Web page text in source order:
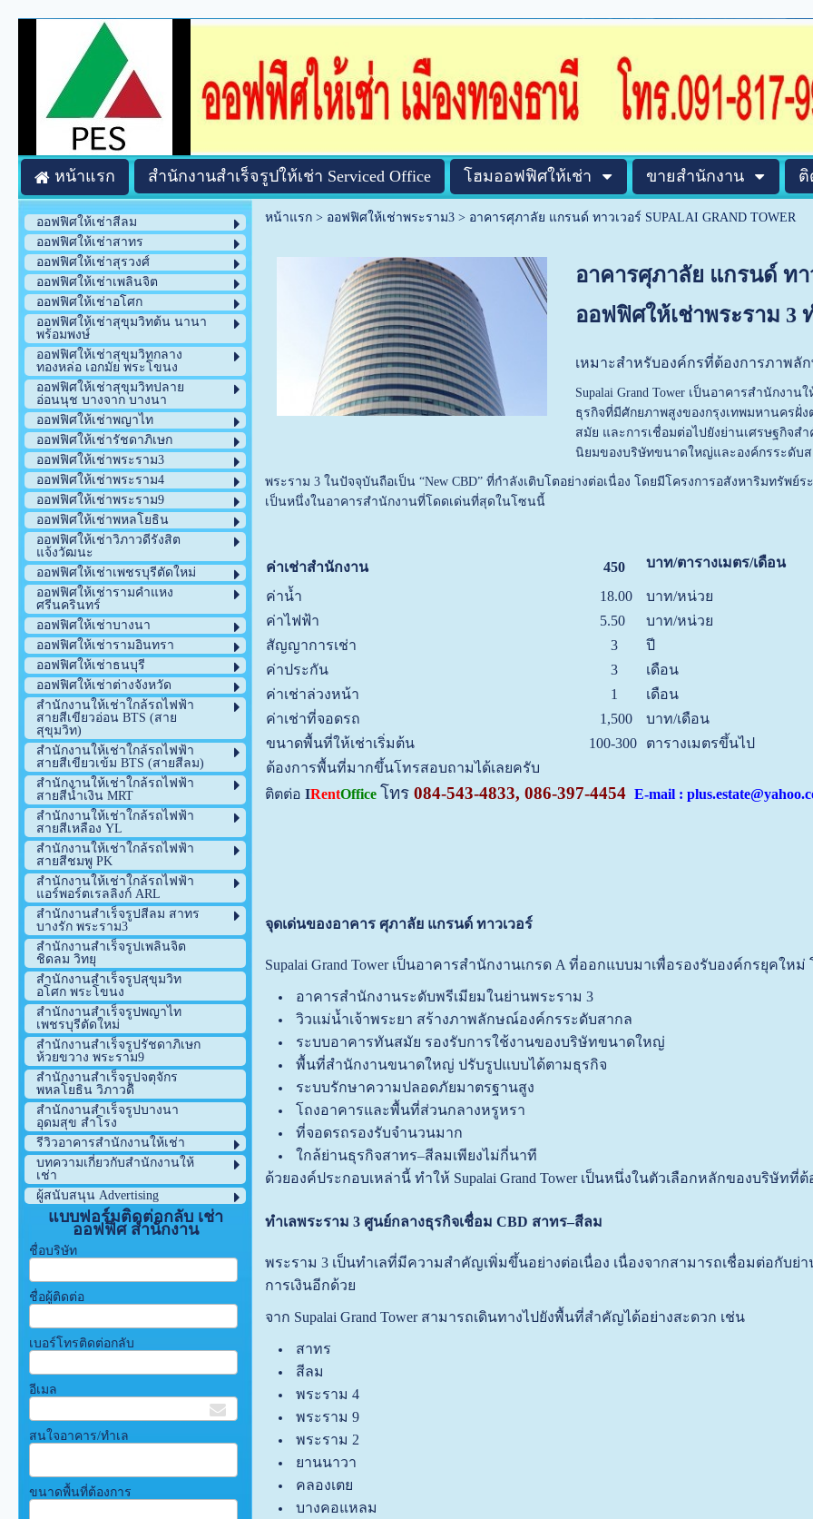
หน้าแรก สำนักงานสำเร็จรูปให้เช่า Serviced Office โฮมออฟฟิศให้เช่า ขายสำนักงาน ติ
ออฟฟิศให้เช่าสีลม
ออฟฟิศให้เช่าสาทร
ออฟฟิศให้เช่าสุรวงศ์
ออฟฟิศให้เช่าเพลินจิต
ออฟฟิศให้เช่าอโศก
ออฟฟิศให้เช่าสุขุมวิทต้น นานา
พร้อมพงษ์
ออฟฟิศให้เช่าสุขุมวิทกลาง
ทองหล่อ เอกมัย พระโขนง
ออฟฟิศให้เช่าสุขุมวิทปลาย
อ่อนนุช บางจาก บางนา
ออฟฟิศให้เช่าพญาไท
ออฟฟิศให้เช่ารัชดาภิเษก
ออฟฟิศให้เช่าพระราม3
ออฟฟิศให้เช่าพระราม4
ออฟฟิศให้เช่าพระราม9
ออฟฟิศให้เช่าพหลโยธิน
ออฟฟิศให้เช่าวิภาวดีรังสิต
แจ้งวัฒนะ
ออฟฟิศให้เช่าเพชรบุรีตัดใหม่
ออฟฟิศให้เช่ารามคำแหง
ศรีนครินทร์
ออฟฟิศให้เช่าบางนา
ออฟฟิศให้เช่ารามอินทรา
ออฟฟิศให้เช่าธนบุรี
ออฟฟิศให้เช่าต่างจังหวัด
สำนักงานให้เช่าใกล้รถไฟฟ้า
สายสีเขียวอ่อน BTS (สาย
สุขุมวิท)
สำนักงานให้เช่าใกล้รถไฟฟ้า
สายสีเขียวเข้ม BTS (สายสีลม)
สำนักงานให้เช่าใกล้รถไฟฟ้า
สายสีน้ำเงิน MRT
สำนักงานให้เช่าใกล้รถไฟฟ้า
สายสีเหลือง YL
สำนักงานให้เช่าใกล้รถไฟฟ้า
สายสีชมพู PK
สำนักงานให้เช่าใกล้รถไฟฟ้า
แอร์พอร์ตเรลลิงก์ ARL
สำนักงานสำเร็จรูปสีลม สาทร
บางรัก พระราม3
สำนักงานสำเร็จรูปเพลินจิต
ชิดลม วิทยุ
สำนักงานสำเร็จรูปสุขุมวิท
อโศก พระโขนง
สำนักงานสำเร็จรูปพญาไท
เพชรบุรีตัดใหม่
สำนักงานสำเร็จรูปรัชดาภิเษก
ห้วยขวาง พระราม9
สำนักงานสำเร็จรูปจตุจักร
พหลโยธิน วิภาวดี
สำนักงานสำเร็จรูปบางนา
อุดมสุข สำโรง
รีวิวอาคารสำนักงานให้เช่า
บทความเกี่ยวกับสำนักงานให้
เช่า
ผู้สนับสนุน Advertising
แบบฟอร์มติดต่อกลับ เช่า
ออฟฟิศ สำนักงาน
ชื่อบริษัท
ชื่อผู้ติดต่อ
เบอร์โทรติดต่อกลับ
อีเมล
สนใจอาคาร/ทำเล
ขนาดพื้นที่ต้องการ
หน้าแรก> ออฟฟิศให้เช่าพระราม3> อาคารศุภาลัย แกรนด์ ทาวเวอร์ SUPALAI GRAND TOWER
อาคารศุภาลัย แกรนด์ ทา
ออฟฟิศให้เช่าพระราม 3
เหมาะสำหรับองค์กรที่ต้องการภาพ
Supalai Grand Tower เป็นอาคารสำนักงา
ธุรกิจที่มีศักยภาพสูงของกรุงเทพมหานครฝั่
สมัย และการเชื่อมต่อไปยังย่านเศรษฐกิจ
นิยมของบริษัทขนาดใหญ่และองค์กรระดับส
พระราม 3 ในปัจจุบันถือเป็น “New CBD” ที่กำลังเติบโตอย่างต่อเนื่อง โดยมีโครงการอสังหาริมทรัพย์
เป็นหนึ่งในอาคารสำนักงานที่โดดเด่นที่สุดในโซนนี้
ค่าเช่าสำนักงาน 450 บาท/ตารางเมตร/เดือน
ค่าน้ำ 18.00
บาท/หน่วย
ค่าไฟฟ้า
5.50
บาท/หน่วย
สัญญาการเช่า
3
ปี
ค่าประกัน
3
เดือน
ค่าเช่าล่วงหน้า
1
เดือน
ค่าเช่าที่จอดรถ
1,500
บาท/เดือน
ขนาดพื้นที่ให้เช่าเริ่มต้น
100-300
ตารางเมตรขึ้นไป
ต้องการพื้นที่มากขึ้นโทรสอบถามได้เลยครับ
ติตต่อ IRentOffice โทร 084-543-4833, 086-397-4454 E-mail :
จุดเด่นของอาคาร ศุภาลัย แกรนด์ ทาวเวอร์
Supalai Grand Tower เป็นอาคารสำนักงานเกรด A ที่ออกแบบมาเพื่อรองรับองค์กรยุคใ
อาคารสำนักงานระดับพรีเมียมในย่านพระราม 3
วิวแม่น้ำเจ้าพระยา สร้างภาพลักษณ์องค์กรระดับสากล
ระบบอาคารทันสมัย รองรับการใช้งานของบริษัทขนาดใหญ่
พื้นที่สำนักงานขนาดใหญ่ ปรับรูปแบบได้ตามธุรกิจ
ระบบรักษาความปลอดภัยมาตรฐานสูง
โถงอาคารและพื้นที่ส่วนกลางหรูหรา
ที่จอดรถรองรับจำนวนมาก
ใกล้ย่านธุรกิจสาทร–สีลมเพียงไม่กี่นาที
ด้วยองค์ประกอบเหล่านี้ ทำให้ Supalai Grand Tower เป็นหนึ่งในตัวเลือกหลักของบริษัท
ทำเลพระราม 3 ศูนย์กลางธุรกิจเชื่อม CBD สาทร–สีลม
พระราม 3 เป็นทำเลที่มีความสำคัญเพิ่มขึ้นอย่างต่อเนื่อง เนื่องจากสามารถเชื่อมต่อกับย่
การเงินอีกด้วย
จาก Supalai Grand Tower สามารถเดินทางไปยังพื้นที่สำคัญได้อย่างสะดวก เช่น
สาทร
สีลม
พระราม 4
พระราม 9
พระราม 2
ยานนาวา
คลองเตย
บางคอแหลม